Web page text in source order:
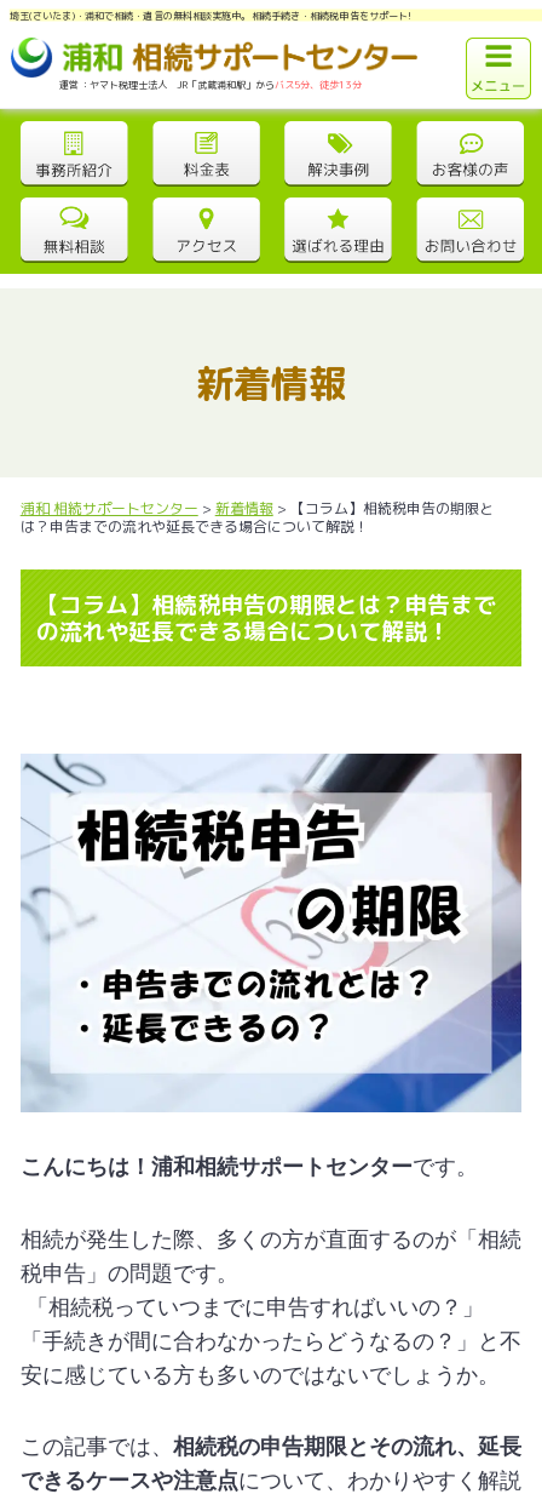
埼玉(さいたま)・浦和で相続・遺言の無料相談実施中。相続手続き・相続税申告をサポート!
運営：ヤマト税理士法人 JR「武蔵浦和駅」からバス5分、徒歩13分
新着情報
浦和 相続サポートセンター > 新着情報>
【コラム】相続税申告の期限と
は？申告までの流れや延長できる場合について解説！
【コラム】相続税申告の期限とは？申告まで
の流れや延長できる場合について解説！
こんにちは！浦和相続サポートセンターです。
相続が発生した際、多くの方が直面するのが「相続
税申告」の問題です。
「相続税っていつまでに申告すればいいの？」
「手続きが間に合わなかったらどうなるの？」と不
安に感じている方も多いのではないでしょうか。
この記事では、 相続税の申告期限とその流れ、延長
できるケースや注意点について、わかりやすく解説